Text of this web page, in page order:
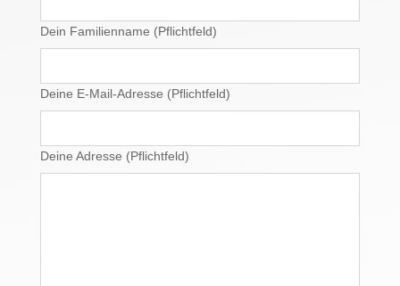
Dein Familienname (Pflichtfeld)
Deine E-Mail-Adresse (Pflichtfeld)
Deine Adresse (Pflichtfeld)